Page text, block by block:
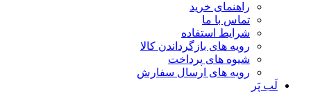
راهنمای خرید
تماس با ما
شرایط استفاده
رویه های بازگرداندن کالا
شیوه های پرداخت
رویه های ارسال سفارش
لَب پَر